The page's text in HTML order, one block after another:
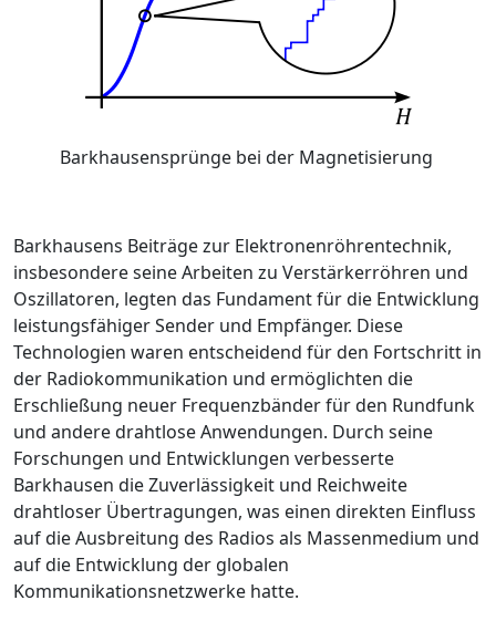
Barkhausensprünge bei der Magnetisierung
Barkhausens Beiträge zur Elektronenröhrentechnik,
insbesondere seine Arbeiten zu Verstärkerröhren und
Oszillatoren, legten das Fundament für die Entwicklung
leistungsfähiger Sender und Empfänger. Diese
Technologien waren entscheidend für den Fortschritt in
der Radiokommunikation und ermöglichten die
Erschließung neuer Frequenzbänder für den Rundfunk
und andere drahtlose Anwendungen. Durch seine
Forschungen und Entwicklungen verbesserte
Barkhausen die Zuverlässigkeit und Reichweite
drahtloser Übertragungen, was einen direkten Einfluss
auf die Ausbreitung des Radios als Massenmedium und
auf die Entwicklung der globalen
Kommunikationsnetzwerke hatte.